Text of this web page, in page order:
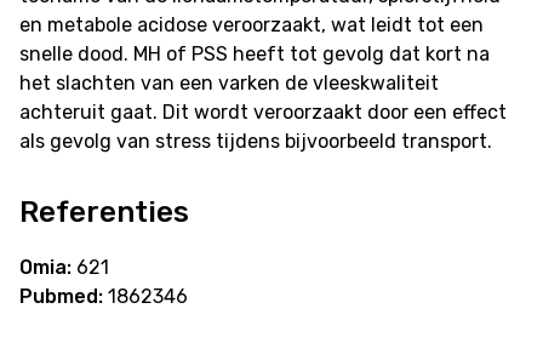
en metabole acidose veroorzaakt, wat leidt tot een
snelle dood. MH of PSS heeft tot gevolg dat kort na
het slachten van een varken de vleeskwaliteit
achteruit gaat. Dit wordt veroorzaakt door een effect
als gevolg van stress tijdens bijvoorbeeld transport.
Referenties
Omia: 621
Pubmed: 1862346